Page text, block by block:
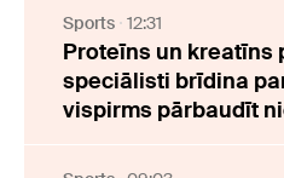
Sports 12:31
Proteīns un kreatīns
speciālisti brīdina
vispirms pārbaudīt